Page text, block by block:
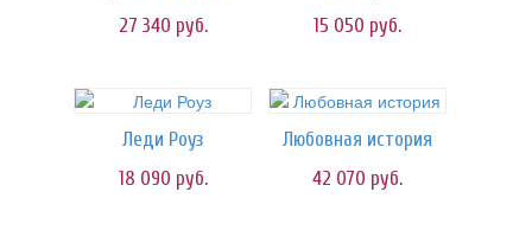
27 340 руб.
15 050 руб.
Леди Роуз
18 090 руб.
Любовная история
42 070 руб.